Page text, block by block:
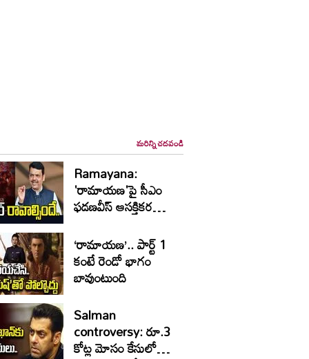
మరిన్ని చదవండి
Ramayana:
'రామాయణ'పై సీఎం
ఫడణవీస్ ఆసక్తికర
‘రామాయణ’.. పార్ట్‌ 1
కంటే రెండో భాగం
బావుంటుంది
Salman
controversy: రూ.3
కోట్ల మోసం కేసులో